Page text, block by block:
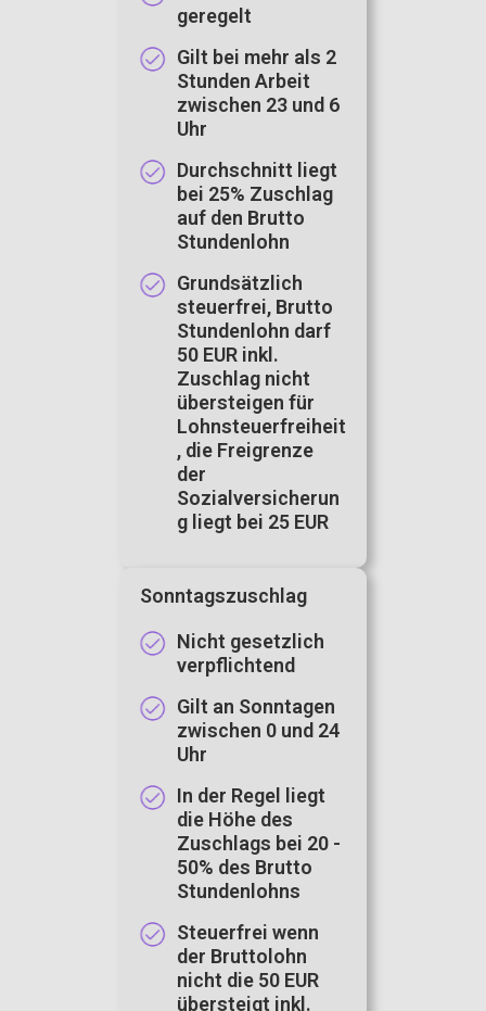
geregelt
Gilt bei mehr als 2
Stunden Arbeit
zwischen 23 und 6
Uhr
Durchschnitt liegt
bei 25% Zuschlag
auf den Brutto
Stundenlohn
Grundsätzlich
steuerfrei, Brutto
Stundenlohn darf
50 EUR inkl.
Zuschlag nicht
übersteigen für
Lohnsteuerfreiheit
, die Freigrenze
der
Sozialversicherun
g liegt bei 25 EUR
Sonntagszuschlag
Nicht gesetzlich
verpflichtend
Gilt an Sonntagen
zwischen 0 und 24
Uhr
In der Regel liegt
die Höhe des
Zuschlags bei 20 -
50% des Brutto
Stundenlohns
Steuerfrei wenn
der Bruttolohn
nicht die 50 EUR
übersteigt inkl.